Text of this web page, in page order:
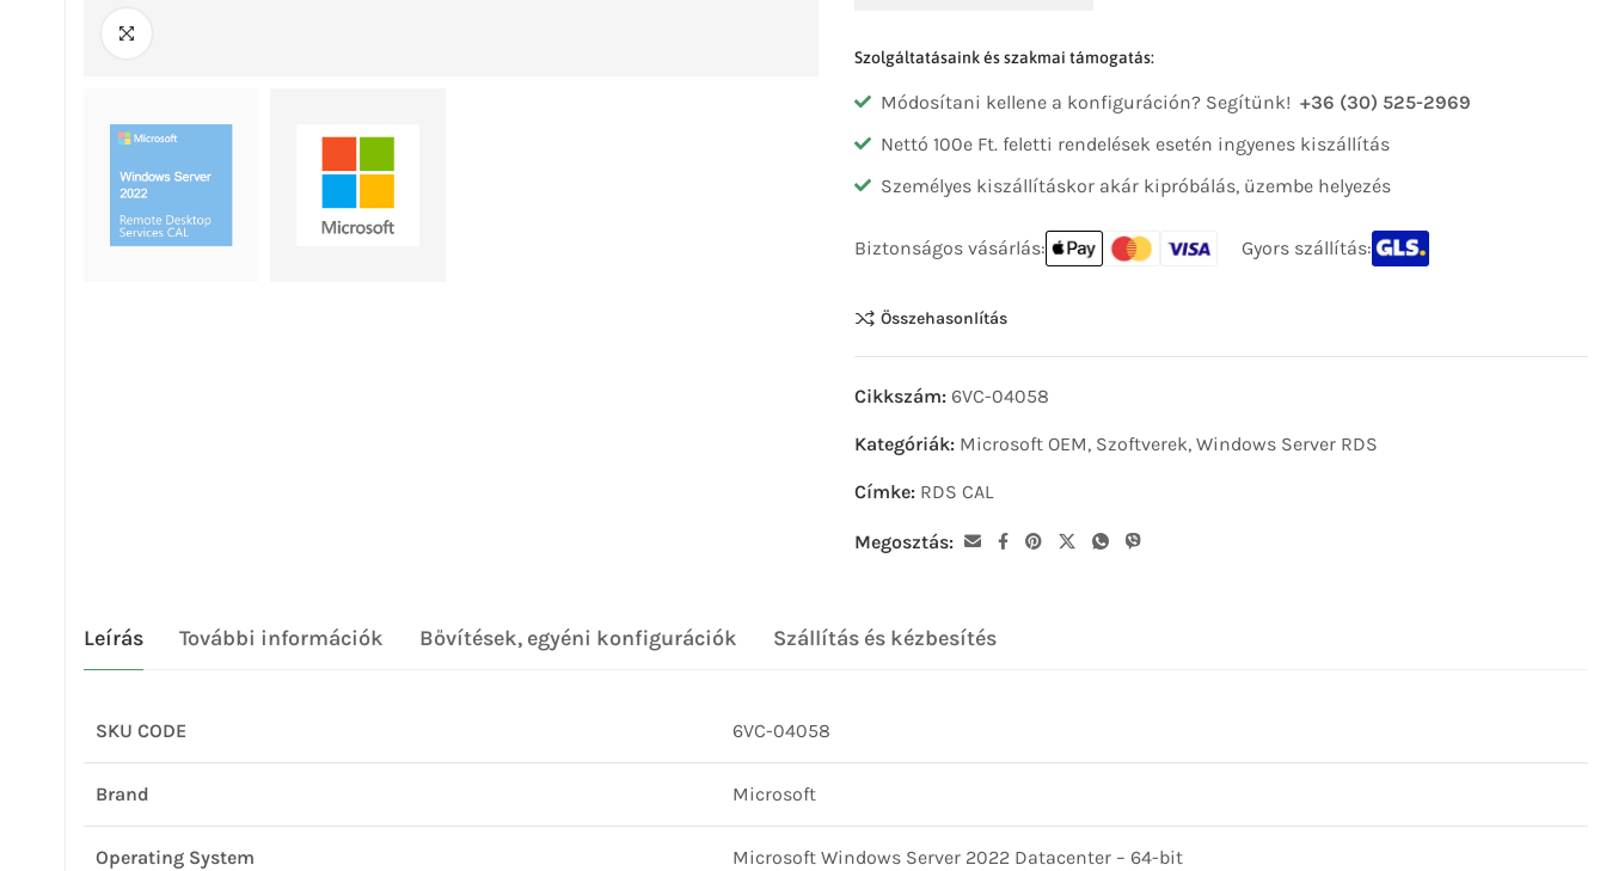
Szolgáltatásaink és szakmai támogatás:
Módosítani kellene a konfiguráción? Segítünk! +36 (30) 525-2969
Nettó 100e Ft. feletti rendelések esetén ingyenes kiszállítás
Személyes kiszállításkor akár kipróbálás, üzembe helyezés
Biztonságos vásárlás: Gyors szállítás:
Összehasonlítás
Cikkszám: 6VC-04058
Kategóriák: Microsoft OEM, Szoftverek, Windows Server RDS
Címke: RDS CAL
Megosztás:
Leírás További információk Bővítések, egyéni konfigurációk Szállítás és kézbesítés
SKU CODE 6VC-04058
Brand Microsoft
Operating System Microsoft Windows Server 2022 Datacenter – 64-bit